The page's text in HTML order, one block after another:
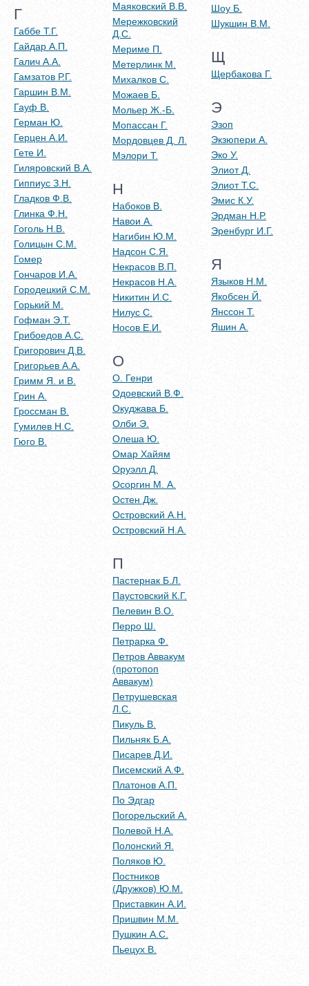
Г
Габбе Т.Г.
Гайдар А.П.
Галич А.А.
Гамзатов Р.Г.
Гаршин В.М.
Гауф В.
Герман Ю.
Герцен А.И.
Гете И.
Гиляровский В.А.
Гиппиус З.Н.
Гладков Ф.В.
Глинка Ф.Н.
Гоголь Н.В.
Голицын С.М.
Гомер
Гончаров И.А.
Городецкий С.М.
Горький М.
Гофман Э.Т.
Грибоедов А.С.
Григорович Д.В.
Григорьев А.А.
Гримм Я. и В.
Грин А.
Гроссман В.
Гумилев Н.С.
Гюго В.
Маяковский В.В.
Мережковский
Д.С.
Мериме П.
Метерлинк М.
Михалков С.
Можаев Б.
Мольер Ж.-Б.
Мопассан Г.
Мордовцев Д. Л.
Мэлори Т.
Н
Набоков В.
Навои А.
Нагибин Ю.М.
Надсон С.Я.
Некрасов В.П.
Некрасов Н.А.
Никитин И.С.
Нилус С.
Носов Е.И.
О
О. Генри
Одоевский В.Ф.
Окуджава Б.
Олби Э.
Олеша Ю.
Омар Хайям
Оруэлл Д.
Осоргин М. А.
Остен Дж.
Островский А.Н.
Островский Н.А.
П
Пастернак Б.Л.
Паустовский К.Г.
Пелевин В.О.
Перро Ш.
Петрарка Ф.
Петров Аввакум
(протопоп
Аввакум)
Петрушевская
Л.С.
Пикуль В.
Пильняк Б.А.
Писарев Д.И.
Писемский А.Ф.
Платонов А.П.
По Эдгар
Погорельский А.
Полевой Н.А.
Полонский Я.
Поляков Ю.
Постников
(Дружков) Ю.М.
Приставкин А.И.
Пришвин М.М.
Пушкин А.С.
Пьецух В.
Шоу Б.
Шукшин В.М.
Щ
Щербакова Г.
Э
Эзоп
Экзюпери А.
Эко У.
Элиот Д.
Элиот Т.С.
Эмис К.У.
Эрдман Н.Р.
Эренбург И.Г.
Я
Языков Н.М.
Якобсен Й.
Янссон Т.
Яшин А.